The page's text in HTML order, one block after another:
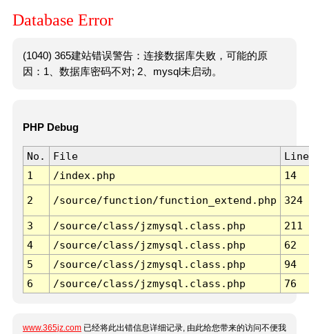
Database Error
(1040) 365建站错误警告：连接数据库失败，可能的原
因：1、数据库密码不对; 2、mysql未启动。
PHP Debug
No. File
Line
1
/index.php 14
2 /source/function/function_extend.php 324
3 /source/class/jzmysql.class.php
211
4
/source/class/jzmysql.class.php
62
5
/source/class/jzmysql.class.php
94
6
/source/class/jzmysql.class.php 76
www.365jz.com 已经将此出错信息详细记录, 由此给您带来的访问不便我